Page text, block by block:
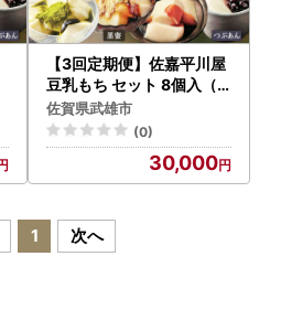
【3回定期便】佐嘉平川屋
豆乳もち セット 8個入（4
種×2）[UBU005] 豆乳 も
ち
佐賀県武雄市
(0)
30,000
1 次へ